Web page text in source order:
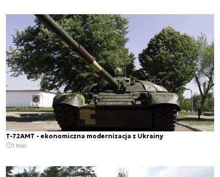
T-72AMT - ekonomiczna modernizacja z Ukrainy
1 min.